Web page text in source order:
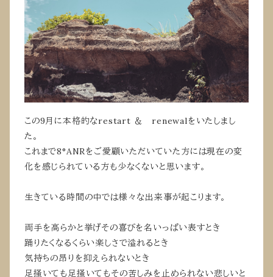
この9月に本格的なrestart ＆ renewalをいたしまし
た。
これまで8°ANRをご愛顧いただいていた方には現在の変
化を感じられている方も少なくないと思います。
生きている時間の中では様々な出来事が起こります。
両手を高らかと挙げその喜びを名いっぱい表すとき
踊りたくなるくらい楽しさで溢れるとき
気持ちの昂りを抑えられないとき
足掻いても足掻いてもその苦しみを止められない悲しいと